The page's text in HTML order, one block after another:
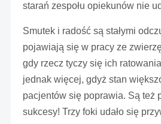
starań zespołu opiekunów nie
Smutek i radość są stałymi
pojawiają się w pracy ze
gdy rzecz tyczy się ich
jednak więcej, gdyż stan
pacjentów się poprawia. Są też
sukcesy! Trzy foki udało się